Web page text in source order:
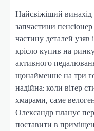
Найсвіжіший
запчастини
частину деталей узяв
крісло купив на
активного
щонайменше на три
надійна: коли вітер
хмарами, саме
Олександр планує
поставити в